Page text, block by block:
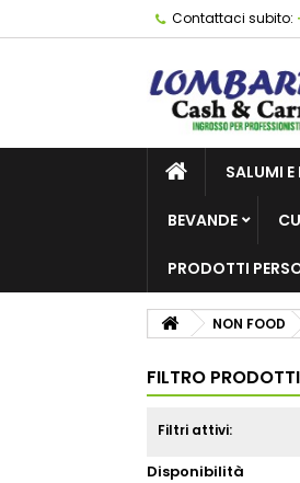
Contattaci subito:
SALUMI
BEVANDE
PRODOTTI
NON FOOD
FILTRO PRODOTTI
Filtri attivi:
Disponibilità